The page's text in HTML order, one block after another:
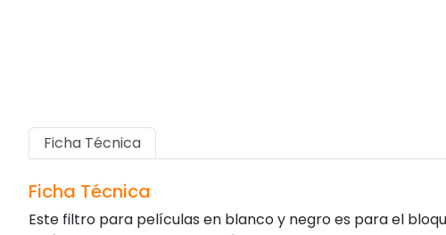
Ficha Técnica
Ficha Técnica
Este filtro para películas en blanco y negro es para el